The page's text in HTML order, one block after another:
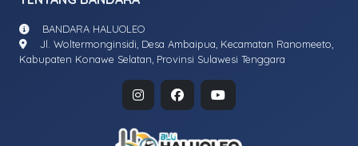
BANDARA HALUOLEO
Jl. Woltermonginsidi, Desa Ambaipua, Kecamatan Ranomeeto,
Kabupaten Konawe Selatan, Provinsi Sulawesi Tenggara